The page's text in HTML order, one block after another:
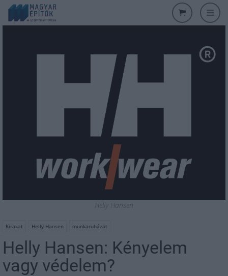
Helly Hansen
Kirakat Helly Hansen munkaruházat
Helly Hansen: Kényelem
vagy védelem?